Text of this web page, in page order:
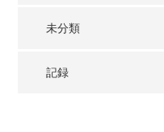
未分類
記録